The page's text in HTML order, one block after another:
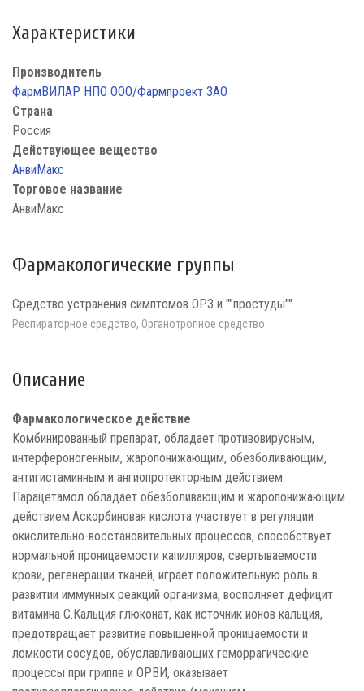
Характеристики
Производитель
ФармВИЛАР НПО ООО/Фармпроект ЗАО
Страна
Россия
Действующее вещество
АнвиМакс
Торговое название
АнвиМакс
Фармакологические группы
Средство устранения симптомов ОРЗ и ""простуды""
Респираторное средство, Органотропное средство
Описание
Фармакологическое действие
Комбинированный препарат, обладает противовирусным,
интерфероногенным, жаропонижающим, обезболивающим,
антигистаминным и ангиопротекторным действием.
Парацетамол обладает обезболивающим и жаропонижающим
действием.Аскорбиновая кислота участвует в регуляции
окислительно-восстановительных процессов, способствует
нормальной проницаемости капилляров, свертываемости
крови, регенерации тканей, играет положительную роль в
развитии иммунных реакций организма, восполняет дефицит
витамина С.Кальция глюконат, как источник ионов кальция,
предотвращает развитие повышенной проницаемости и
ломкости сосудов, обуславливающих геморрагические
процессы при гриппе и ОРВИ, оказывает